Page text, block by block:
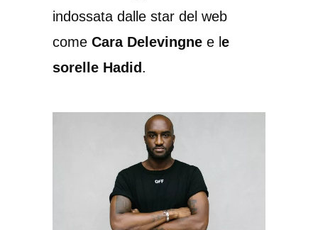
indossata dalle star del web
come Cara Delevingne e l e
sorelle Hadid .